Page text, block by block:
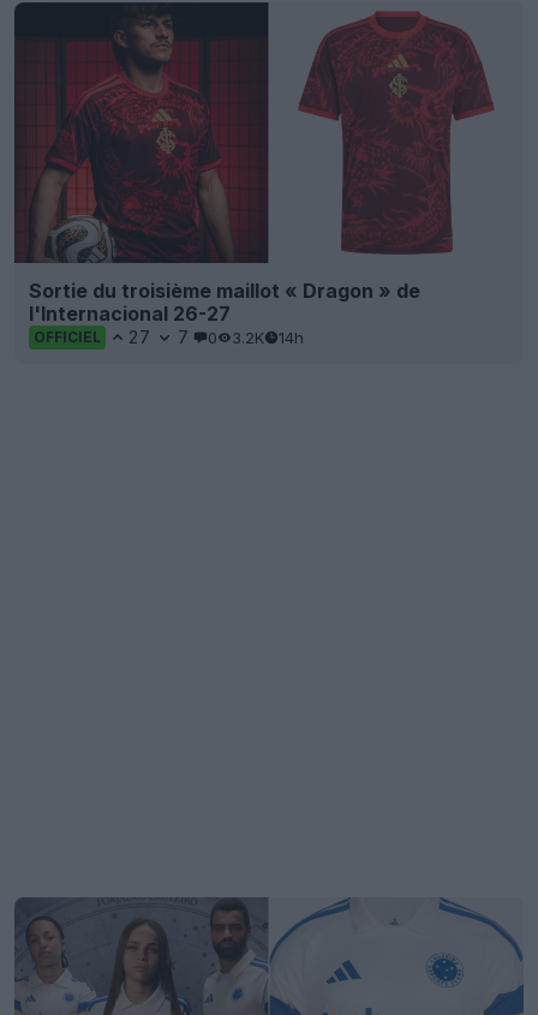
Sortie du troisième maillot « Dragon » de
l'Internacional 26-27
OFFICIEL 27 7 0 3.2K 14h